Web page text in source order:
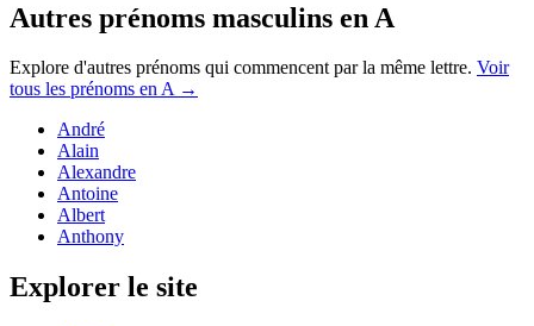
Autres prénoms masculins en A
Explore d'autres prénoms qui commencent par la même lettre. Voir
tous les prénoms enA→
André
Alain
Alexandre
Antoine
Albert
Anthony
Explorer le site